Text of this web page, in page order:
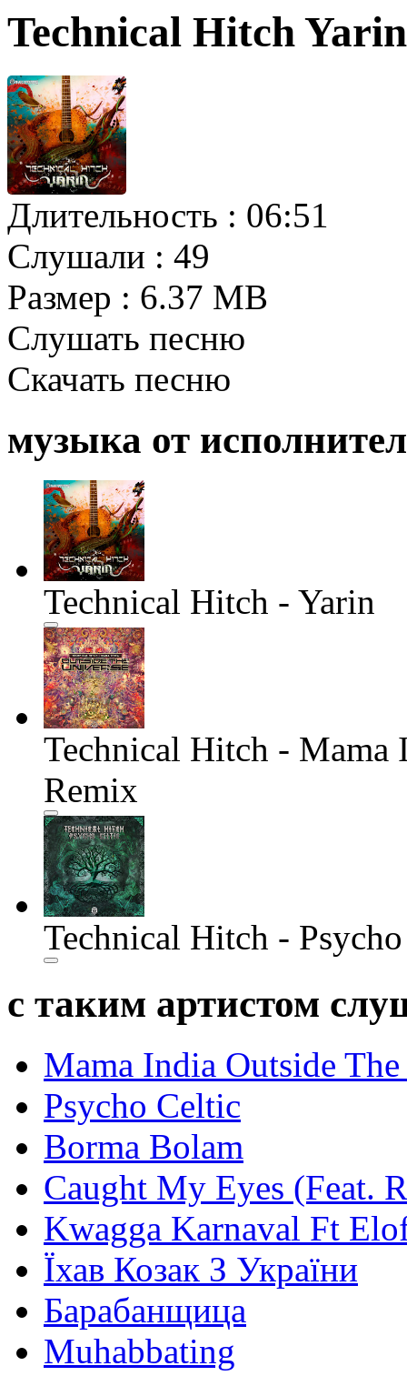
Technical Hitch
Длительность : 06:51
Слушали : 49
Размер : 6.37 MB
Слушать песню
Скачать песню
музыка от
Technical Hitch - Yarin
Technical Hitch - Mama
Remix
Technical Hitch -
с таким артистом
Mama India Outside
Psycho Celtic
Borma Bolam
Caught My Eyes (Feat.
Kwagga Karnaval Ft
Їхав Козак З України
Барабанщица
Muhabbating